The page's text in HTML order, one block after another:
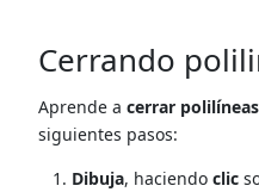
Cerrando
Aprende a cerrar
siguientes pasos:
Dibuja, haciendo clic